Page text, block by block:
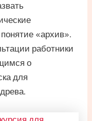
«архив».
работники
о
для